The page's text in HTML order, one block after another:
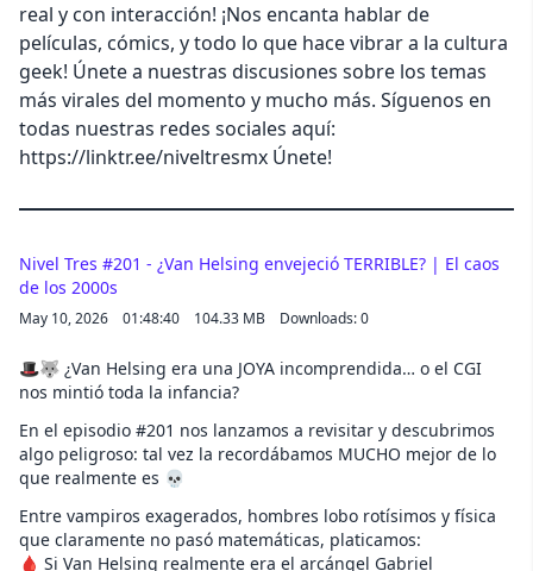
real y con interacción! ¡Nos encanta hablar de
películas, cómics, y todo lo que hace vibrar a la cultura
geek! Únete a nuestras discusiones sobre los temas
más virales del momento y mucho más. Síguenos en
todas nuestras redes sociales aquí:
https://linktr.ee/niveltresmx Únete!
Nivel Tres #201 - ¿Van Helsing envejeció TERRIBLE? | El caos
de los 2000s
May 10, 2026 01:48:40 104.33 MB Downloads: 0
🎩🐺 ¿Van Helsing era una JOYA incomprendida… o el CGI
nos mintió toda la infancia?
En el episodio #201 nos lanzamos a revisitar y descubrimos
algo peligroso: tal vez la recordábamos MUCHO mejor de lo
que realmente es 💀
Entre vampiros exagerados, hombres lobo rotísimos y física
que claramente no pasó matemáticas, platicamos:
🩸 Si Van Helsing realmente era el arcángel Gabriel